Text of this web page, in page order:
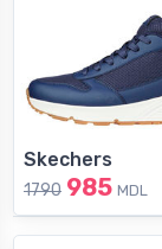
Skechers
1790 985 MDL